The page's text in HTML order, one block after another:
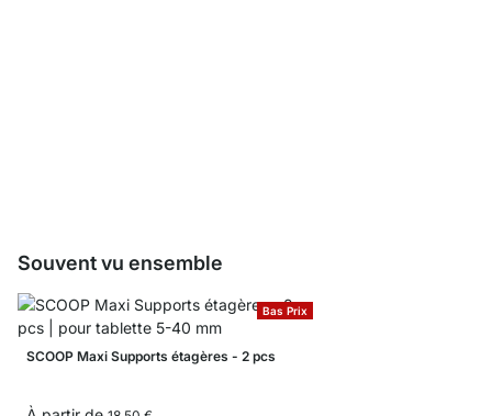
Souvent vu ensemble
Bas Prix
SCOOP Maxi Supports étagères - 2 pcs